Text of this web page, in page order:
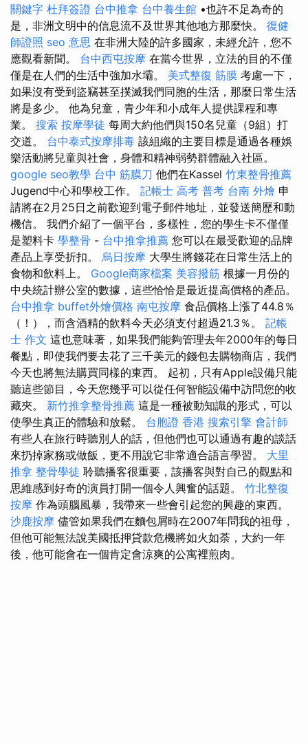
關鍵字 杜拜簽證 台中推拿 台中養生館 •也許不足為奇的
是，非洲文明中的信息流不及世界其他地方那麼快。 復健
師證照 seo 意思 在非洲大陸的許多國家，未經允許，您不
應觀看新聞。 台中西屯按摩 在當今世界，立法的目的不僅
僅是在人們的生活中強加水壩。 美式整復 筋膜 考慮一下，
如果沒有受到盜竊甚至撲滅我們同胞的生活，那麼日常生活
將是多少。 他為兒童，青少年和小成年人提供課程和專
業。 搜索 按摩學徒 每周大約他們與150名兒童（9組）打
交道。 台中泰式按摩排毒 該組織的主要目標是通過各種娛
樂活動將兒童與社會，身體和精神弱勢群體融入社區。
google seo教學 台中 筋膜刀 他們在Kassel 竹東整骨推薦
Jugend中心和學校工作。 記帳士 高考 普考 台南 外燴 申
請將在2月25日之前歡迎到電子郵件地址，並發送簡歷和動
機信。 我們介紹了一個平台，多樣性，您的學生卡不僅僅
是塑料卡 學整骨 - 台中推拿推薦 您可以在最受歡迎的品牌
產品上享受折扣。 烏日按摩 大學生將錢花在日常生活上的
食物和飲料上。 Google商家檔案 美容撥筋 根據一月份的
中央統計辦公室的數據，這些恰恰是最近提高價格的產品。
台中推拿 buffet外燴價格 南屯按摩 食品價格上漲了44.8％
（！），而含酒精的飲料今天必須支付超過21.3％。 記帳
士 作文 這也意味著，如果我們能夠管理去年2000年的每日
餐點，即使我們要去花了三千美元的錢包去購物商店，我們
今天也將無法購買同樣的東西。 起初，只有Apple設備只能
聽這些節目，今天您幾乎可以從任何智能設備中訪問您的收
藏夾。 新竹推拿整骨推薦 這是一種被動知識的形式，可以
使學生真正的體驗和放鬆。 台胞證 香港 搜索引擎 會計師
有些人在旅行時聽別人的話，但他們也可以通過有趣的談話
來扔掉家務或做飯，更不用說它非常適合語言學習。 大里
推拿 整骨學徒 聆聽播客很重要，該播客與對自己的觀點和
思維感到好奇的演員打開一個令人興奮的話題。 竹北整復
按摩 作為頭腦風暴，我帶來一些會引起您的興趣的東西。
沙鹿按摩 儘管如果我們在麵包屑時在2007年問我的祖母，
但他可能無法說美國抵押貸款危機將如火如荼，大約一年
後，他可能會在一個肯定會涼爽的公寓裡煎肉。